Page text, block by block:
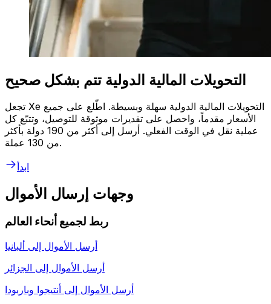
التحويلات المالية الدولية تتم بشكل صحيح
تجعل Xe التحويلات المالية الدولية سهلة وبسيطة. اطّلع على جميع
الأسعار مقدماً، واحصل على تقديرات موثوقة للتوصيل، وتتبّع كل
عملية نقل في الوقت الفعلي. أرسل إلى أكثر من 190 دولة بأكثر
من 130 عملة.
ابدأ
وجهات إرسال الأموال
ربط لجميع أنحاء العالم
أرسل الأموال إلى ألبانيا
أرسل الأموال إلى الجزائر
أرسل الأموال إلى أنتيجوا وباربودا